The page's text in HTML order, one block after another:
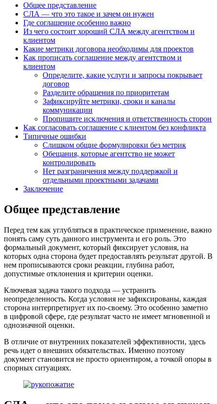
Общее представление
СЛА — что это такое и зачем он нужен
Где соглашение особенно важно
Из чего состоит хороший СЛА между агентством и
клиентом
Какие метрики договора необходимы для проектов
Как прописать соглашение между агентством и
клиентом
Определите, какие услуги и запросы покрывает
договор
Разделите обращения по приоритетам
Зафиксируйте метрики, сроки и каналы
коммуникации
Пропишите исключения и ответственность сторон
Как согласовать соглашение с клиентом без конфликта
Типичные ошибки
Слишком общие формулировки без метрик
Обещания, которые агентство не может
контролировать
Нет разграничения между поддержкой и
отдельными проектными задачами
Заключение
Общее представление
Перед тем как углубляться в практическое применение, важно
понять саму суть данного инструмента и его роль. Это
формальный документ, который фиксирует условия, на
которых одна сторона будет предоставлять результат другой. В
нем прописываются сроки реакции, глубина работ,
допустимые отклонения и критерии оценки.
Ключевая задача такого подхода — устранить
неопределенность. Когда условия не зафиксированы, каждая
сторона интерпретирует их по-своему. Это особенно заметно
в цифровой сфере, где результат часто не имеет мгновенной и
однозначной оценки.
В отличие от внутренних показателей эффективности, здесь
речь идет о внешних обязательствах. Именно поэтому
документ становится не просто ориентиром, а точкой опоры в
спорных ситуациях.